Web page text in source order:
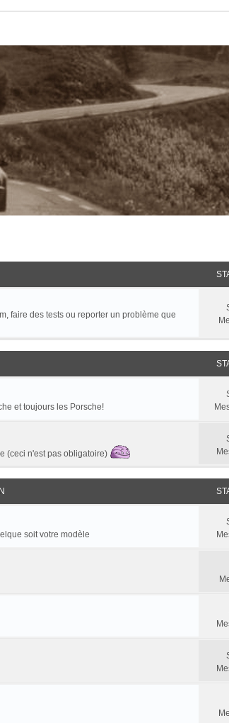
faire des tests ou reporter un problème que
et toujours les Porsche!
(ceci n'est pas obligatoire)
soit votre modèle